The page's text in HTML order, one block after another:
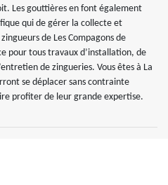
Les gouttières en font également
qui de gérer la collecte et
de Les Compagons de
pour tous travaux d’installation, de
de zingueries. Vous êtes à La
se déplacer sans contrainte
profiter de leur grande expertise.